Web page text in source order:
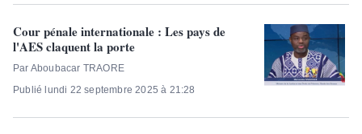
Cour pénale internationale : Les pays de
l'AES claquent la porte
Par Aboubacar TRAORE
Publié lundi 22 septembre 2025 à 21:28